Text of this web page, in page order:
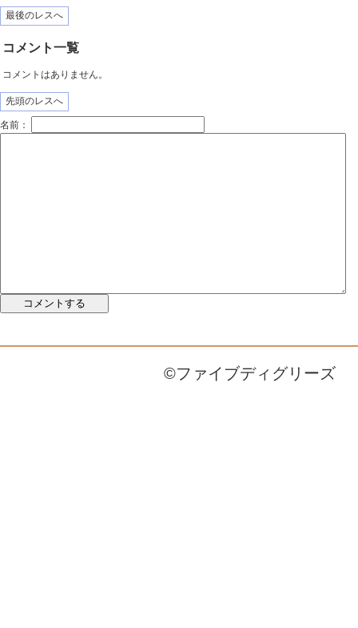
最後のレスへ
コメント一覧
コメントはありません。
先頭のレスへ
名前：
©ファイブディグリーズ